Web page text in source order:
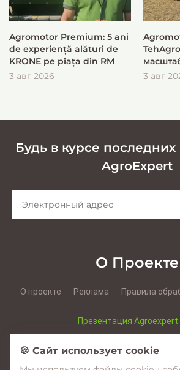
Agromotor Premium: 5 ani
de experiență alături de
KRONE pe piața din RM
3 авг 2026
KRONE
3 авг
Будь в курсе последних
AgroExpert
О Проекте
О проекте Реклама Правила
Презентация Agroexpert
🍪 Сайт использует cookie